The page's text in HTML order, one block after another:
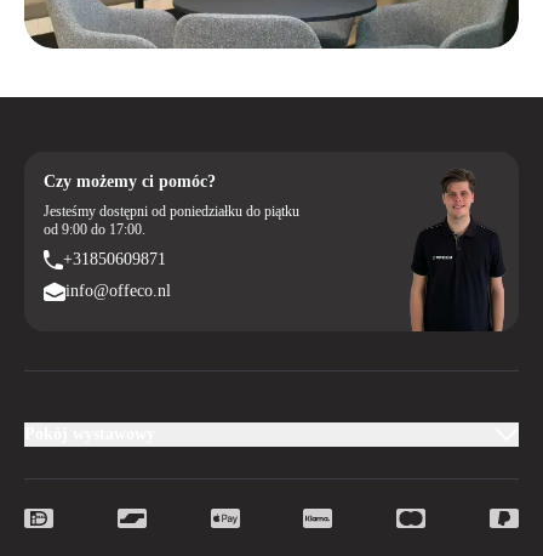
Czy możemy ci pomóc?
Jesteśmy dostępni od poniedziałku do piątku
od 9:00 do 17:00.
+31850609871
info@offeco.nl